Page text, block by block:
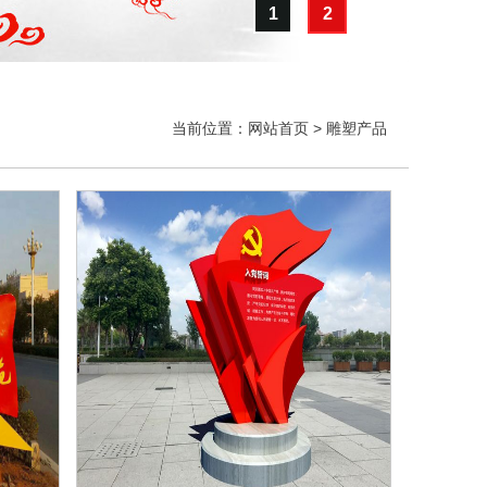
1 2
当前位置： 网站首页 > 雕塑产品